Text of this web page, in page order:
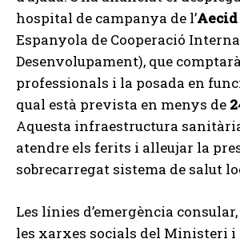
hospital de campanya de l’Aecid
Espanyola de Cooperació
Desenvolupament), que
professionals i la posada en
qual està prevista en menys de
Aquesta infraestructura
atendre els ferits i alleujar la
sobrecarregat sistema de salut
Les línies d’emergència
les xarxes socials del Ministeri i